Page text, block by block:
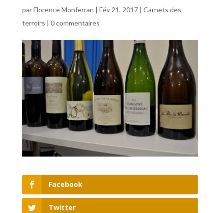
parFlorence Monferran | Fév 21, 2017| Carnets des
terroirs | 0 commentaires
Facebook
Twitter